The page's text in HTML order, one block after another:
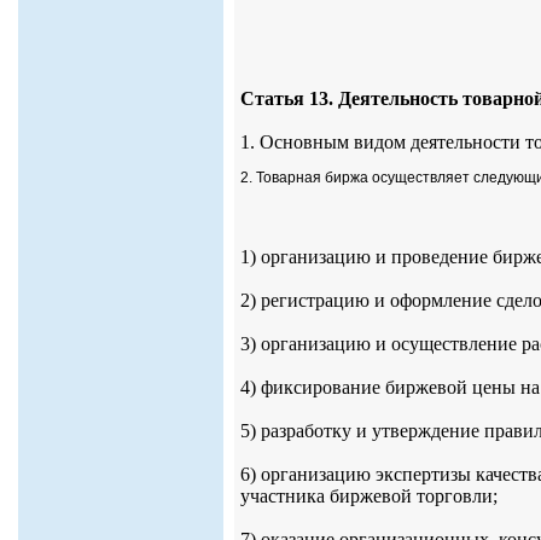
Статья 13. Деятельность
1. Основным видом деятельности
2. Товарная биржа осуществляет
1) организацию и проведение
2) регистрацию и оформление
3) организацию и осуществление
4) фиксирование биржевой цены на
5) разработку и утверждение
6) организацию экспертизы
участника биржевой торговли;